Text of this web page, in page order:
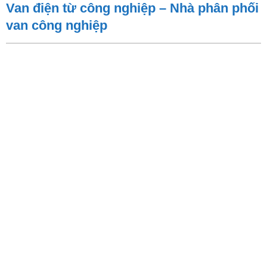
Van điện từ công nghiệp – Nhà phân phối
van công nghiệp